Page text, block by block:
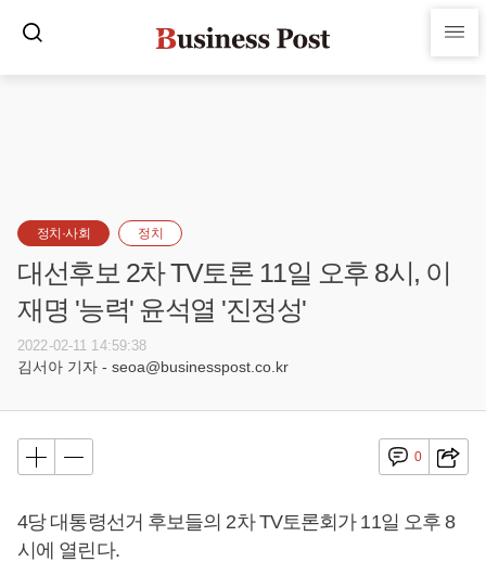
정치·사회 정치
대선후보 2차 TV토론 11일 오후 8시, 이
재명 '능력' 윤석열 '진정성'
2022-02-11 14:59:38
김서아 기자 - seoa@businesspost.co.kr
0
4당 대통령선거 후보들의 2차 TV토론회가 11일 오후 8
시에 열린다.